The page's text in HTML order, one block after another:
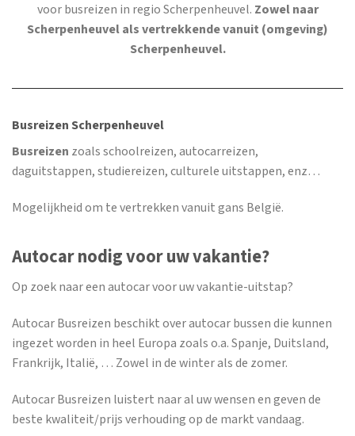
voor busreizen in regio Scherpenheuvel. Zowel naar
Scherpenheuvel als vertrekkende vanuit (omgeving)
Scherpenheuvel.
Busreizen Scherpenheuvel
Busreizen zoals schoolreizen, autocarreizen,
daguitstappen, studiereizen, culturele uitstappen, enz…
Mogelijkheid om te vertrekken vanuit gans België.
Autocar nodig voor uw vakantie?
Op zoek naar een autocar voor uw vakantie-uitstap?
Autocar Busreizen beschikt over autocar bussen die kunnen
ingezet worden in heel Europa zoals o.a. Spanje, Duitsland,
Frankrijk, Italië, … Zowel in de winter als de zomer.
Autocar Busreizen luistert naar al uw wensen en geven de
beste kwaliteit/prijs verhouding op de markt vandaag.